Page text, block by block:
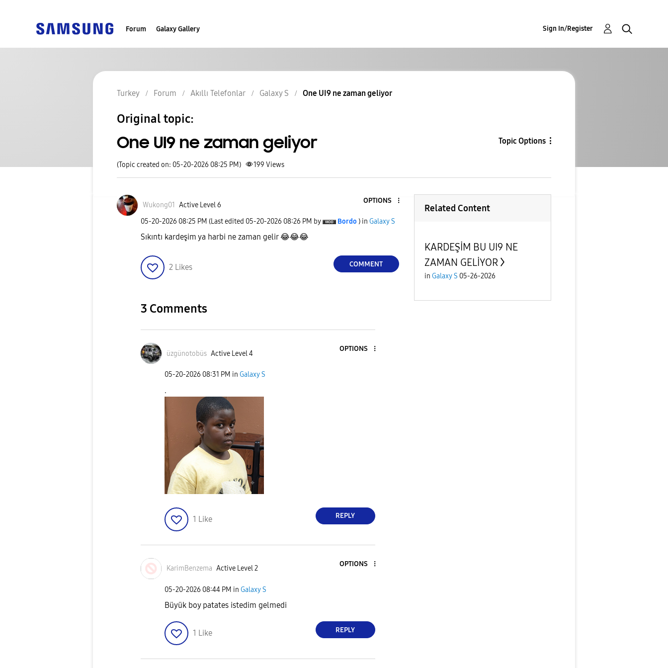
Forum Galaxy Gallery Sign In/Register
Turkey Forum Akıllı Telefonlar Galaxy S One UI9 ne zaman geliyor
Original topic:
One UI9 ne zaman geliyor Topic Options
(Topic created on: 05-20-2026 08:25 PM) 199 Views
Wukong01 Active Level 6
OPTIONS
‎05-20-2026 08:25 PM (Last edited ‎05-20-2026 08:26 PM by Bordo ) in Galaxy S
Sıkıntı kardeşim ya harbi ne zaman gelir😂😂😂
2 Likes COMMENT
3 Comments
üzgünotobüs Active Level 4
OPTIONS
‎05-20-2026 08:31 PM in Galaxy S
.
1 Like REPLY
KarimBenzema Active Level 2
OPTIONS
‎05-20-2026 08:44 PM in Galaxy S
Büyük boy patates istedim gelmedi
1 Like REPLY
Related Content
KARDEŞİM BU UI9 NE
ZAMAN GELİYOR
in Galaxy S 05-26-2026